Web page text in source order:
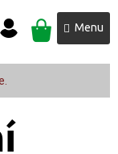
NÁKUPNÍ
KOŠÍK